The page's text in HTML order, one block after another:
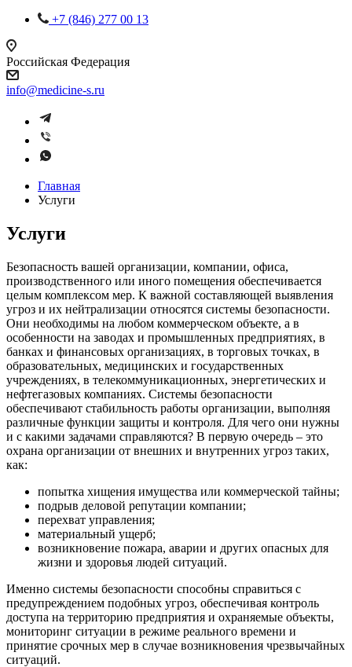
+7 (846) 277 00 13
Российская Федерация
info@medicine-s.ru
Главная
Услуги
Услуги
Безопасность вашей организации, компании, офиса,
производственного или иного помещения обеспечивается
целым комплексом мер. К важной составляющей выявления
угроз и их нейтрализации относятся системы безопасности.
Они необходимы на любом коммерческом объекте, а в
особенности на заводах и промышленных предприятиях, в
банках и финансовых организациях, в торговых точках, в
образовательных, медицинских и государственных
учреждениях, в телекоммуникационных, энергетических и
нефтегазовых компаниях. Системы безопасности
обеспечивают стабильность работы организации, выполняя
различные функции защиты и контроля. Для чего они нужны
и с какими задачами справляются? В первую очередь – это
охрана организации от внешних и внутренних угроз таких,
как:
попытка хищения имущества или коммерческой тайны;
подрыв деловой репутации компании;
перехват управления;
материальный ущерб;
возникновение пожара, аварии и других опасных для
жизни и здоровья людей ситуаций.
Именно системы безопасности способны справиться с
предупреждением подобных угроз, обеспечивая контроль
доступа на территорию предприятия и охраняемые объекты,
мониторинг ситуации в режиме реального времени и
принятие срочных мер в случае возникновения чрезвычайных
ситуаций.